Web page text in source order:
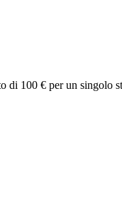
100 € per un singolo